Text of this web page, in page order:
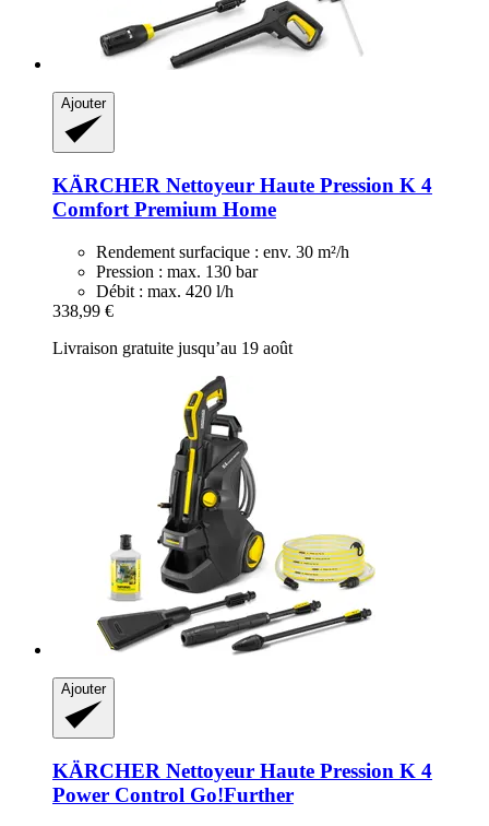
Ajouter
KÄRCHER Nettoyeur Haute Pression K 4
Comfort Premium Home
Rendement surfacique : env. 30 m²/h
Pression : max. 130 bar
Débit : max. 420 l/h
338,99 €
Livraison gratuite jusqu’au 19 août
Ajouter
KÄRCHER Nettoyeur Haute Pression K 4
Power Control Go!Further